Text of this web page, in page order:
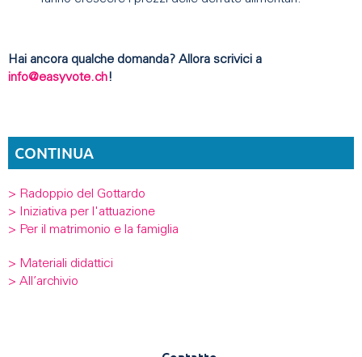
Hai ancora qualche domanda? Allora scrivici a
info@easyvote.ch!
CONTINUA
> Radoppio del Gottardo
> Iniziativa per l'attuazione
> Per il matrimonio e la famiglia
> Materiali didattici
> All’archivio